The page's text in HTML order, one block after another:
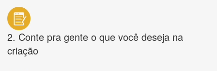
2. Conte pra gente o que você deseja na
criação